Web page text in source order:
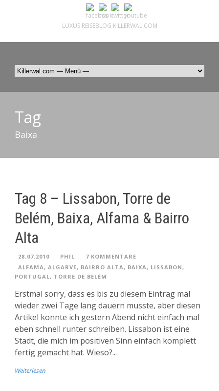
LUXUS REISEBLOG KILLERWAL.COM
Tag
Baixa
Tag 8 – Lissabon, Torre de
Belém, Baixa, Alfama & Bairro
Alta
28.07.2010 PHIL
7 KOMMENTARE
ALFAMA, ALGARVE, BAIRRO ALTA, BAIXA, LISSABON,
PORTUGAL, TORRE DE BELÉM
Erstmal sorry, dass es bis zu diesem Eintrag mal
wieder zwei Tage lang dauern musste, aber diesen
Artikel konnte ich gestern Abend nicht einfach mal
eben schnell runter schreiben. Lissabon ist eine
Stadt, die mich im positiven Sinn einfach komplett
fertig gemacht hat. Wieso?...
Weiterlesen